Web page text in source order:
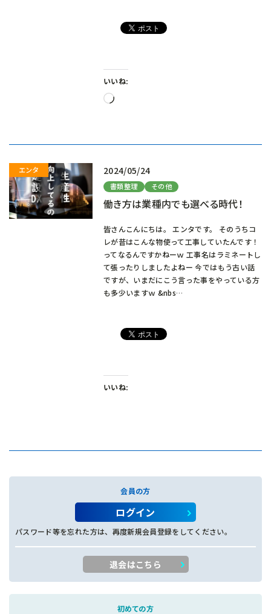
いいね:
読
2024/05/24
書類整理 その他
働き方は業種内でも選べる時代！
皆さんこんにちは。 エンタです。 そのうちコ
レが昔はこんな物使って工事していたんです！
ってなるんですかねーｗ 工事名はラミネートし
て張ったりしましたよねー 今ではもう古い話
ですが、いまだにこう言った事をやっている方
も多少いますｗ &nbs…
いいね:
会員の方
ログイン
パスワード等を忘れた方は、再度新規会員登録をしてください。
退会はこちら
初めての方